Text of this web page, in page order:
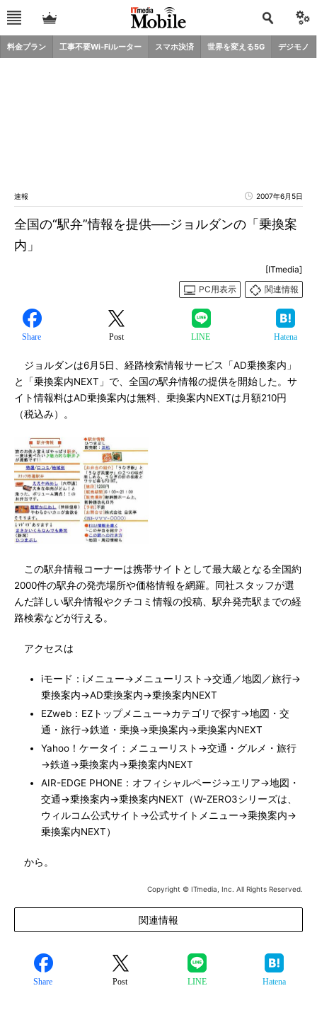
料金プラン 工事不要Wi-Fiルーター スマホ決済 世界を変える5G デジモノ
速報 2007年6月5日
全国の“駅弁”情報を提供──ジョルダンの「乗換案
内」
[ITmedia]
PC用表示
関連情報
Share Post LINE Hatena
ジョルダンは6月5日、経路検索情報サービス「AD乗換案内」
と「乗換案内NEXT」で、全国の駅弁情報の提供を開始した。サ
イト情報料はAD乗換案内は無料、乗換案内NEXTは月額210円
（税込み）。
この駅弁情報コーナーは携帯サイトとして最大級となる全国約
2000件の駅弁の発売場所や価格情報を網羅。同社スタッフが選
んだ詳しい駅弁情報やクチコミ情報の投稿、駅弁発売駅までの経
路検索などが行える。
アクセスは
iモード：iメニュー→メニューリスト→交通／地図／旅行→
乗換案内→AD乗換案内→乗換案内NEXT
EZweb：EZトップメニュー→カテゴリで探す→地図・交
通・旅行→鉄道・乗換→乗換案内→乗換案内NEXT
Yahoo！ケータイ：メニューリスト→交通・グルメ・旅行
→鉄道→乗換案内→乗換案内NEXT
AIR-EDGE PHONE：オフィシャルページ→エリア→地図・
交通→乗換案内→乗換案内NEXT（W-ZERO3シリーズは、
ウィルコム公式サイト→公式サイトメニュー→乗換案内→
乗換案内NEXT）
から。
Copyright © ITmedia, Inc. All Rights Reserved.
関連情報
Share Post LINE Hatena